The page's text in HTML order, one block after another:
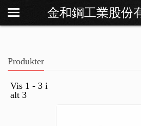
金和鋼工業股份
Om os
Kontakt
Produkter
Vis 1 - 3 i
alt 3